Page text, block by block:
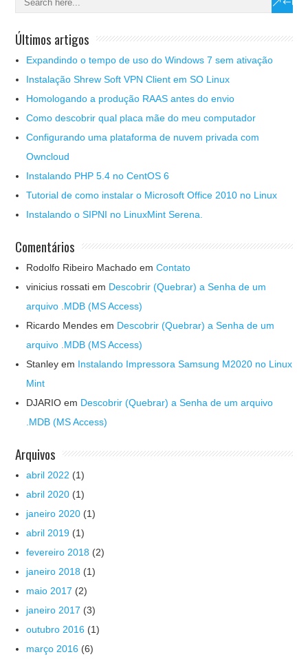
Últimos artigos
Expandindo o tempo de uso do Windows 7 sem ativação
Instalação Shrew Soft VPN Client em SO Linux
Homologando a produção RAAS antes do envio
Como descobrir qual placa mãe do meu computador
Configurando uma plataforma de nuvem privada com
Owncloud
Instalando PHP 5.4 no CentOS 6
Tutorial de como instalar o Microsoft Office 2010 no Linux
Instalando o SIPNI no LinuxMint Serena.
Comentários
Rodolfo Ribeiro Machado emContato
vinicius rossati em Descobrir (Quebrar) a Senha de um
arquivo .MDB (MS Access)
Ricardo Mendes em Descobrir (Quebrar) a Senha de um
arquivo .MDB (MS Access)
Stanley em Instalando Impressora Samsung M2020 no Linux
Mint
DJARIO em Descobrir (Quebrar) a Senha de um arquivo
.MDB (MS Access)
Arquivos
abril 2022 (1)
abril 2020 (1)
janeiro 2020 (1)
abril 2019 (1)
fevereiro 2018 (2)
janeiro 2018 (1)
maio 2017 (2)
janeiro 2017 (3)
outubro 2016 (1)
março 2016 (6)